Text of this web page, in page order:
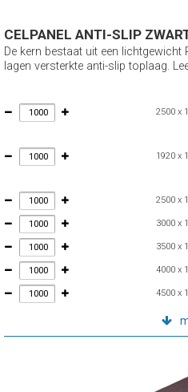
CELPANEL ANTI-SLIP
De kern bestaat uit een
lagen versterkte anti-slip toplaag.
2500 x
1920 x
2500 x
3000 x
3500 x
4000 x
4500 x